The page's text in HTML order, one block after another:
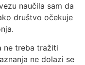
naučila sam da
društvo očekuje
ne treba tražiti
ne dolazi se